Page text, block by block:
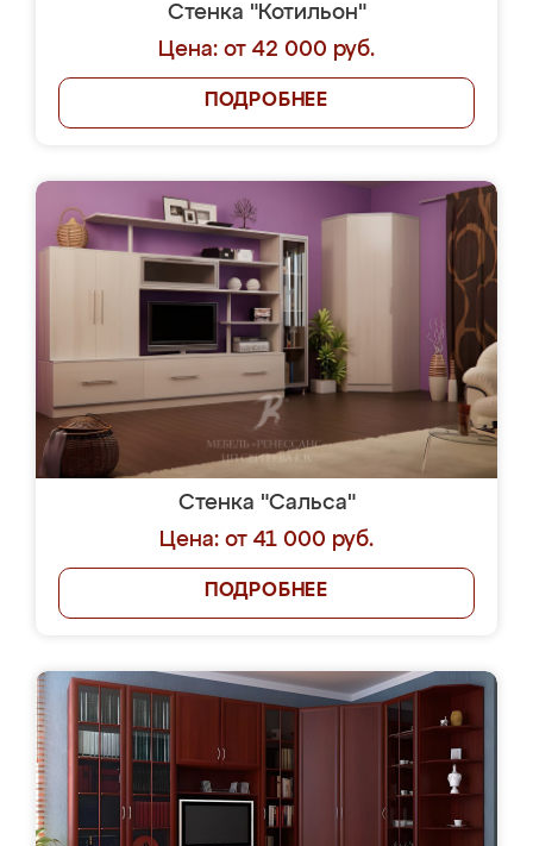
Стенка "Котильон"
Цена: от 42 000 руб.
ПОДРОБНЕЕ
Стенка "Сальса"
Цена: от 41 000 руб.
ПОДРОБНЕЕ